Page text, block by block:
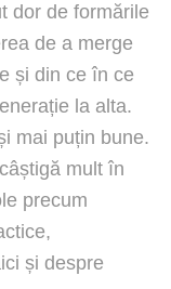
dor de formările
de a merge
și din ce în ce
la alta.
mai puțin bune.
mult în
precum
și despre